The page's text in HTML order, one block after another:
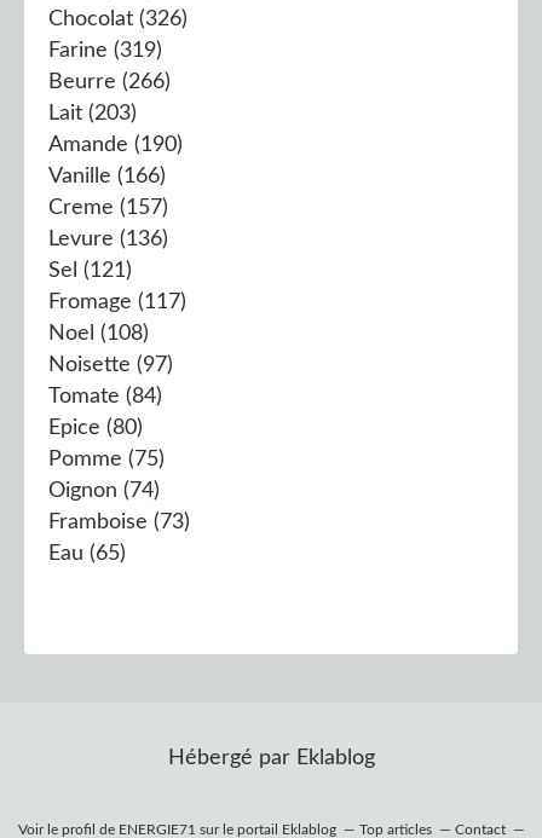
Chocolat (326)
Farine (319)
Beurre (266)
Lait (203)
Amande (190)
Vanille (166)
Creme (157)
Levure (136)
Sel (121)
Fromage (117)
Noel (108)
Noisette (97)
Tomate (84)
Epice (80)
Pomme (75)
Oignon (74)
Framboise (73)
Eau (65)
Hébergé par Eklablog
Voir le profil de ENERGIE71 sur le portail Eklablog Top articles Contact